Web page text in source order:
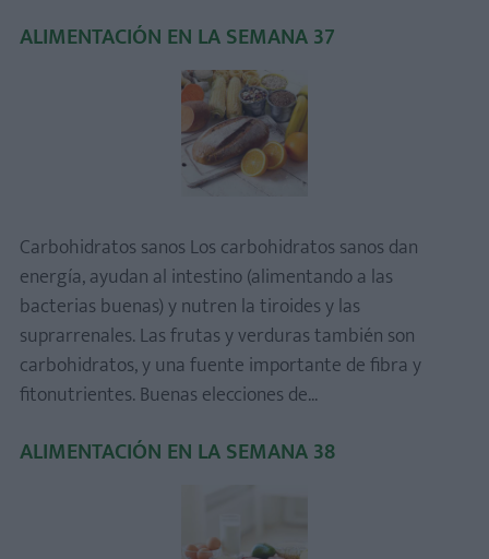
ALIMENTACIÓN EN LA SEMANA 37
Carbohidratos sanos Los carbohidratos sanos dan
energía, ayudan al intestino (alimentando a las
bacterias buenas) y nutren la tiroides y las
suprarrenales. Las frutas y verduras también son
carbohidratos, y una fuente importante de fibra y
fitonutrientes. Buenas elecciones de...
ALIMENTACIÓN EN LA SEMANA 38